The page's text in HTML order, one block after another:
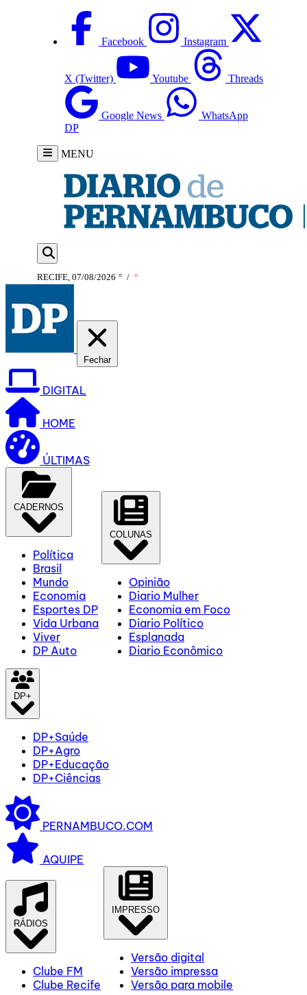
Facebook Instagram
X (Twitter) Youtube Threads
Google News
WhatsApp
DP
MENU
RECIFE, 07/08/2026 ° / °
Fechar
DIGITAL
HOME
ÚLTIMAS
CADERNOS
Política
Brasil
Mundo
Economia
Esportes DP
Vida Urbana
Viver
DP Auto
COLUNAS
Opinião
Diario Mulher
Economia em Foco
Diario Político
Esplanada
Diario Econômico
DP+
DP+Saúde
DP+Agro
DP+Educação
DP+Ciências
PERNAMBUCO.COM
AQUIPE
RÁDIOS
Clube FM
Clube Recife
IMPRESSO
Versão digital
Versão impressa
Versão para mobile